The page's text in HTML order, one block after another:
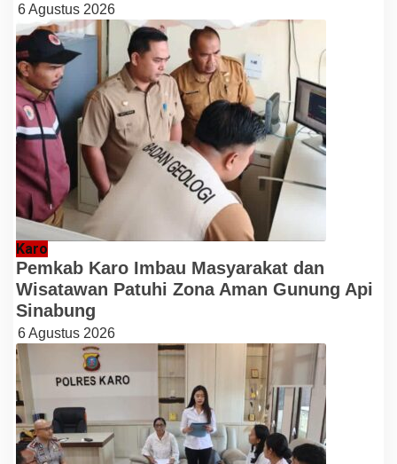
6 Agustus 2026
Karo
Pemkab Karo Imbau Masyarakat dan
Wisatawan Patuhi Zona Aman Gunung Api
Sinabung
6 Agustus 2026